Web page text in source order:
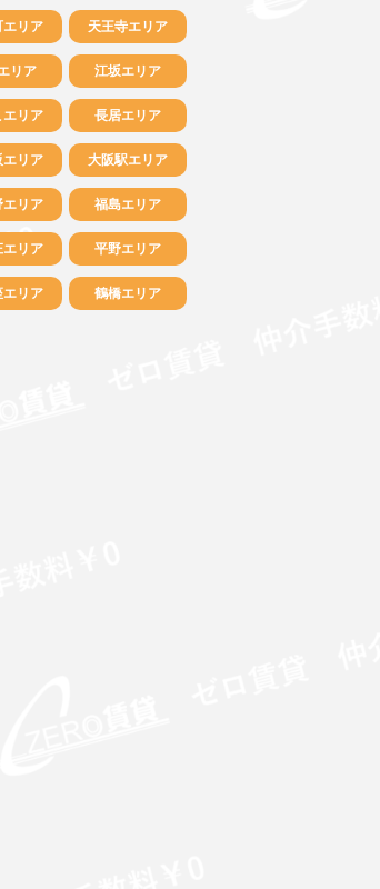
エリア 天王寺エリア
リア 江坂エリア
エリア 長居エリア
エリア 大阪駅エリア
エリア 福島エリア
エリア 平野エリア
エリア 鶴橋エリア